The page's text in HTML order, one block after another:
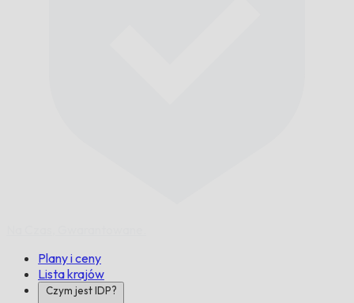
Plany i ceny
Lista krajów
Czym jest IDP?